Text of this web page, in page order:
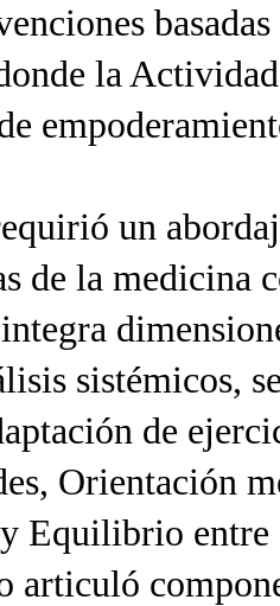
la
un
de la medicina
sistémicos,
de
Orientación
Equilibrio entre
articuló